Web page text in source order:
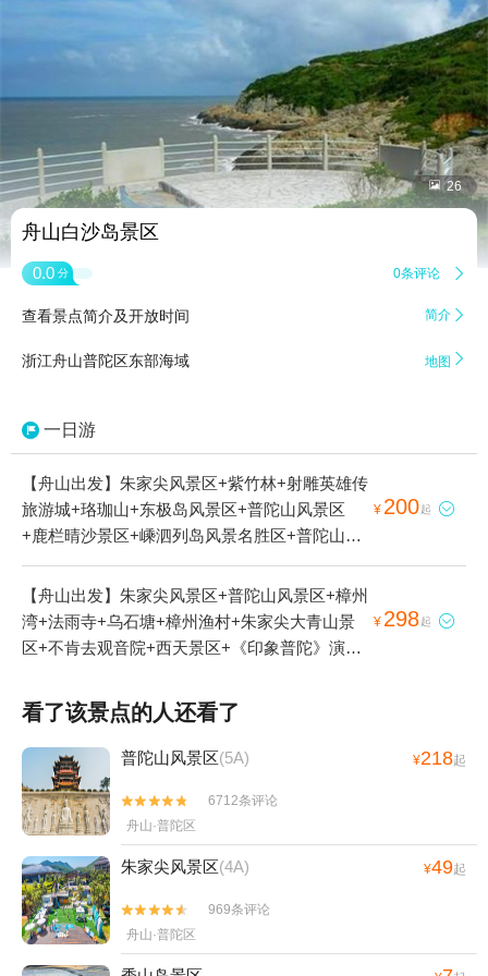
 26
舟山白沙岛景区
0.0 分 0条评论 
查看景点简介及开放时间 简介 
浙江舟山普陀区东部海域 地图 
一日游
【舟山出发】朱家尖风景区+紫竹林+射雕英雄传
旅游城+珞珈山+东极岛风景区+普陀山风景区
+鹿栏晴沙景区+嵊泗列岛风景名胜区+普陀山风
景名胜区-百步沙+沈家门渔港+桃花岛风景区+乌
石山+法雨寺+普济禅寺+安期峰景区+基湖沙滩
+乌石塘+慧济禅寺+小梅山山顶公园+塔湾金沙
景区+朱家尖大青山景区+舟山跨海大桥+不肯去
区+桃花峪景区+朱家尖南沙景区+上海至舟山往
返巴士+双合石壁+舟山前景君廷温泉+杭州至舟
山城际巴士+磨心山景区+十里金沙垂钓园+洛迦
山+嵊泗渔家乐+多宝塔+桃花寨+普陀山至上海
快艇+朱家尖白山景区+舟山欢乐水世界+普陀山
至上海慢船+东沙古镇+舟山白沙岛景区+东方绿
舟山湾CS基地+岱山3D魔幻城+舟山绿城喜来登
酒店自助餐厅+普陀山观音圣境文化体验馆+舟山
水上飞机游览+“不肯去观音号”仿古游船+舟山骑
行+普陀山飞行体验+东沙+普陀山夜游巴士+舟
¥ 200起 
【舟山出发】朱家尖风景区+普陀山风景区+樟州
湾+法雨寺+乌石塘+樟州渔村+朱家尖大青山景
区+不肯去观音院+西天景区+《印象普陀》演出
景区+东沙+普陀山夜游巴士+舟山本地玩乐+朱
家尖漳州渔村出海捕鱼+渔人洲码头+朱家尖渔人
洲码头安康出海捕鱼体验+朱家尖观音法界+普陀
山剧院+朱家尖白沙码头+渔人洲出海捕鱼+普朱
海洋旅游码头出海捕鱼+舟山出海游船捕鱼基地
+樟州湾捕鱼1日游
¥ 298起 
看了该景点的人还看了
普陀山风景区(5A) ¥218起


6712条评论
舟山·普陀区
朱家尖风景区(4A) ¥49起


969条评论
舟山·普陀区